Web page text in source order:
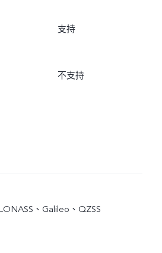
支持
不支持
、Galileo、QZSS